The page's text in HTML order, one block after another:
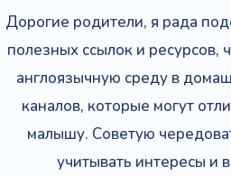
Дорогие родители, я рада
полезных ссылок и ресурсов,
англоязычную среду в
каналов, которые могут
малышу. Советую
учитывать интересы и